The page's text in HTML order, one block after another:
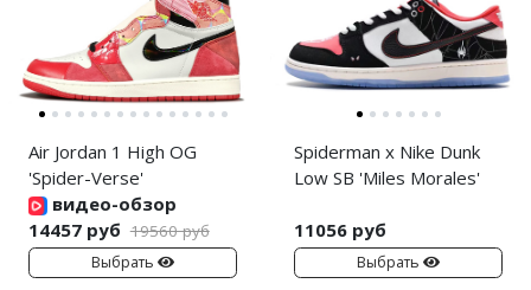
Air Jordan 1 High OG
'Spider-Verse'
видео-обзор
14457 руб 19560 руб
Выбрать
Spiderman x Nike Dunk
Low SB 'Miles Morales'
11056 руб
Выбрать